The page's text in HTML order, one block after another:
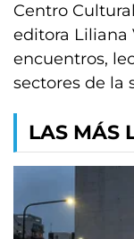
Centro
editora Liliana
encuentros,
sectores de la
LAS MÁS